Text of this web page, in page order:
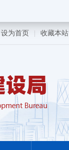
设为首页 收藏本站